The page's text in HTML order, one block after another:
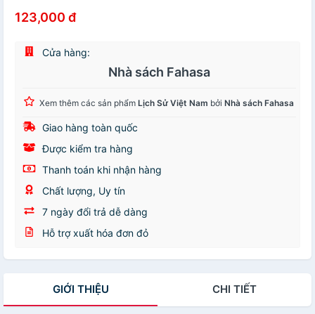
123,000 đ
Cửa hàng:
Nhà sách Fahasa
Xem thêm các sản phẩm Lịch Sử Việt Nam bởi Nhà sách Fahasa
Giao hàng toàn quốc
Được kiểm tra hàng
Thanh toán khi nhận hàng
Chất lượng, Uy tín
7 ngày đổi trả dễ dàng
Hỗ trợ xuất hóa đơn đỏ
GIỚI THIỆU CHI TIẾT